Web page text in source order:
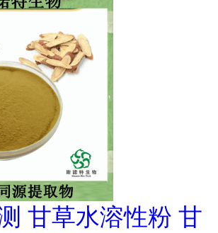
甘草水溶性粉 甘